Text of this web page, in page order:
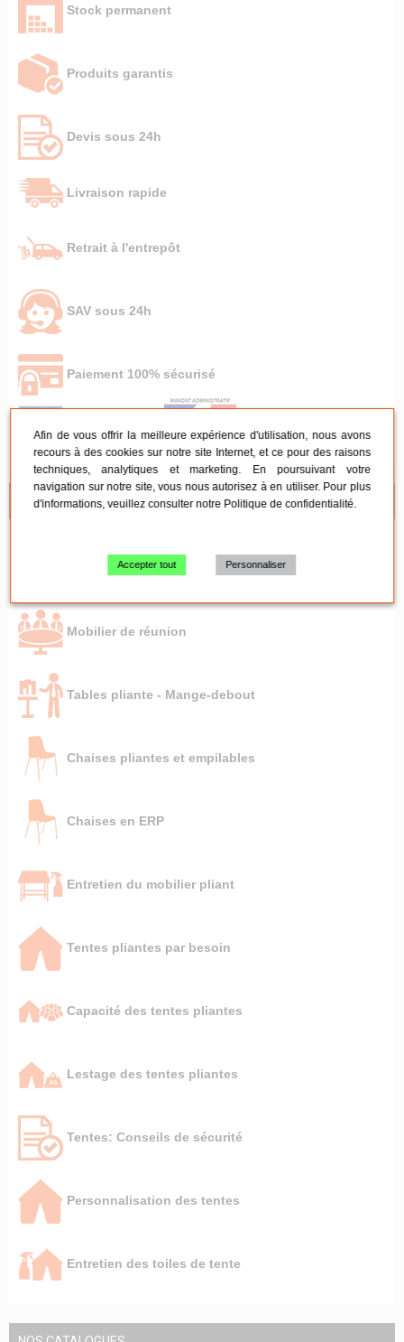
Stock permanent
Produits garantis
Devis sous 24h
Livraison rapide
Retrait à l'entrepôt
SAV sous 24h
Paiement 100% sécurisé
NOS CONSEILS
Mobilier de réception
Mobilier de réunion
Tables pliante - Mange-debout
Chaises pliantes et empilables
Chaises en ERP
Entretien du mobilier pliant
Tentes pliantes par besoin
Capacité des tentes pliantes
Lestage des tentes pliantes
Tentes: Conseils de sécurité
Personnalisation des tentes
Entretien des toiles de tente
Afin de vous offrir la meilleure expérience d'utilisation, nous avons
recours à des cookies sur notre site Internet, et ce pour des raisons
techniques, analytiques et marketing. En poursuivant votre
navigation sur notre site, vous nous autorisez à en utiliser. Pour plus
d'informations, veuillez consulter notre Politique de confidentialité.
Accepter tout Personnaliser